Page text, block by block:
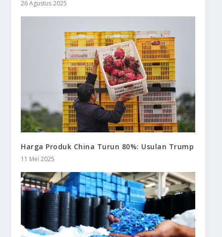
26 Agustus 2025
Harga Produk China Turun 80%: Usulan Trump
11 Mei 2025